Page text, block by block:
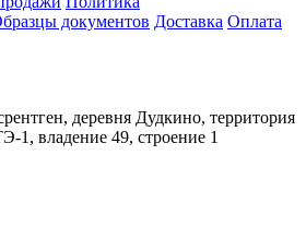
документов Доставка Оплата
деревня Дудкино, территория
владение 49, строение 1